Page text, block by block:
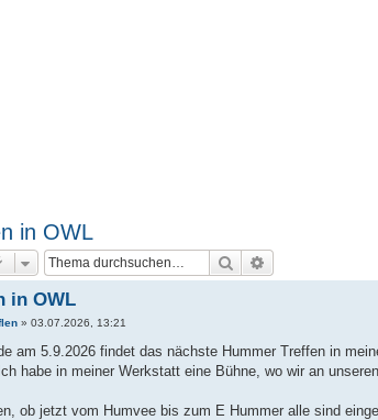
in OWL
Suche
in OWL
» 03.07.2026, 13:21
am 5.9.2026 findet das nächste Hummer Treffen in
habe in meiner Werkstatt eine Bühne, wo wir an
ob jetzt vom Humvee bis zum E Hummer alle sind